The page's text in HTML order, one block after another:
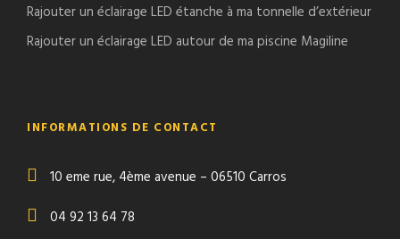
Rajouter un éclairage LED étanche à ma tonnelle d’extérieur
Rajouter un éclairage LED autour de ma piscine Magiline
INFORMATIONS DE CONTACT
10 eme rue, 4ème avenue – 06510 Carros
04 92 13 64 78